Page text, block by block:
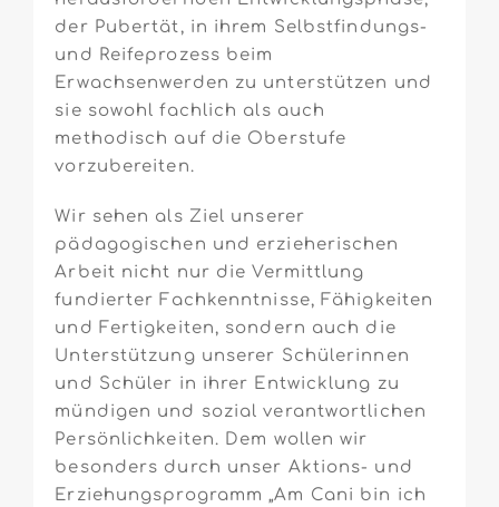
der Pubertät, in ihrem Selbstfindungs-
und Reifeprozess beim
Erwachsenwerden zu unterstützen und
sie sowohl fachlich als auch
methodisch auf die Oberstufe
vorzubereiten.
Wir sehen als Ziel unserer
pädagogischen und erzieherischen
Arbeit nicht nur die Vermittlung
fundierter Fachkenntnisse, Fähigkeiten
und Fertigkeiten, sondern auch die
Unterstützung unserer Schülerinnen
und Schüler in ihrer Entwicklung zu
mündigen und sozial verantwortlichen
Persönlichkeiten. Dem wollen wir
besonders durch unser Aktions- und
Erziehungsprogramm „Am Cani bin ich